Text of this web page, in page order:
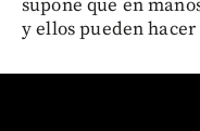
supone que en
y ellos pueden